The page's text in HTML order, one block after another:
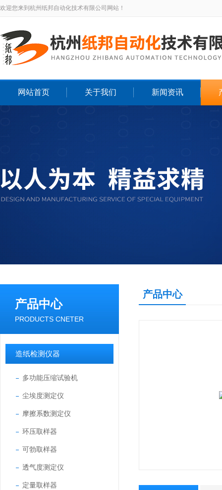
欢迎您来到杭州纸邦自动化技术有限公司网站！
网站首页 关于我们 新闻资讯
产品中心
PRODUCTS CNETER
造纸检测仪器
多功能压缩试验机
尘埃度测定仪
摩擦系数测定仪
环压取样器
可勃取样器
透气度测定仪
定量取样器
产品中心